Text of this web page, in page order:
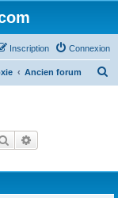
Connexion
Inscription
Ancien forum
Rechercher